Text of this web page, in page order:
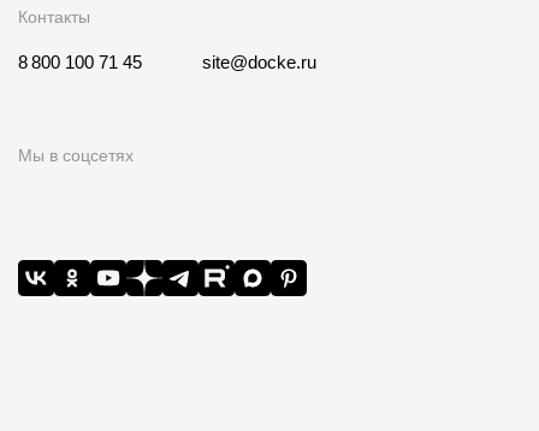
Контакты
8 800 100 71 45 site@docke.ru
Мы в соцсетях